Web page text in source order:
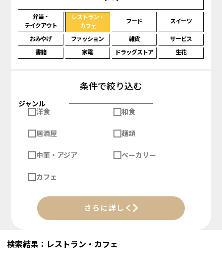
弁当・
テイクアウト
レストラン・
カフェ
フード スイーツ
おみやげ ファッション 雑貨
サービス
書籍
家電 ドラッグストア 生花
条件で絞り込む
ジャンル
洋食
和食
居酒屋 麺類
中華・アジア ベーカリー
カフェ
さらに詳しく
検索結果：レストラン・カフェ